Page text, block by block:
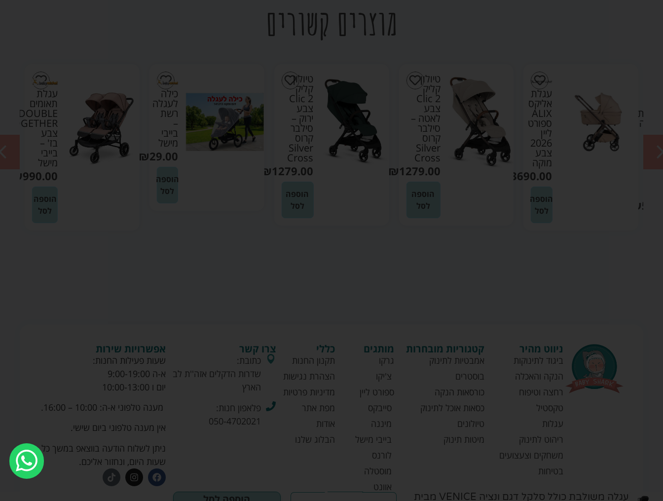
מוצרים קשורים
₪
עגלת
אליקס
ALIX
ספורט
ליין
2026
צבע
מוקה
3690.00
הוספה
לסל
טיולון
קליק
Clic 2
צבע
לאטה –
סילבר
קרוס
Silver
Cross
₪1279.00
הוספה
לסל
טיולון
קליק
Clic 2
צבע
ירוק –
סילבר
קרוס
Silver
Cross
₪1279.00
הוספה
לסל
כילה
לעגלה
רשת
–
בייבי
מישל
₪29.00
הוספה
לסל
עגלת
תאומים
DOUBLE
TOGETHER
צבע
בז' –
בייבי
מישל
₪990.00
הוספה
לסל
עגלה משולבת כולל סלקל דגם ונציה VENICE מבית
ניווט מהיר
ביגוד לתינוקות
הנקה והאכלה
רחצה וטיפוח
טקסטיל
עגלות
ריהוט לתינוק
משחקים וצעצועים
בטיחות
קטגוריות מובחרות
אמבטיות לתינוק
בוסטרים
כורסאות הנקה
כסאות אוכל לתינוק
טיולונים
מיטות תינוק
מותגים
גרקו
צ'יקו
ספורט ליין
סייבקס
מיננה
בייבי מישל
לורנס
מוסטלה
אוונט
כללי
תקנון החנות
הצהרת נגישות
מדיניות פרטיות
מפת אתר
אודות
הבלוג שלנו
צרו קשר
כתובת:
שדרות הדקלים אזה''ת לב
הארץ
פלאפון חנות:
050-4702021
אפשרויות שירות
שעות פעילות החנות:
א-ה 9:00-19:00
יום ו 10:00-13:00
מענה טלפוני א-ה: 10:00 – 16:00.
אין מענה טלפוני ביום שישי.
ניתן לשלוח הודעה בווצאפ במשך כל
שעות היום, ונחזור אליכם.